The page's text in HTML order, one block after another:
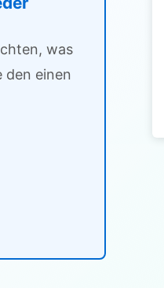
was
den einen